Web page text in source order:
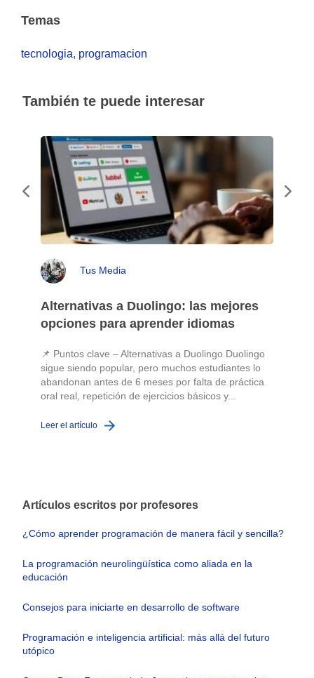
Temas
tecnologia, programacion
También te puede interesar
Tus Media
Alternativas a Duolingo: las mejores
opciones para aprender idiomas
📌 Puntos clave – Alternativas a Duolingo Duolingo
sigue siendo popular, pero muchos estudiantes lo
abandonan antes de 6 meses por falta de práctica
oral real, repetición de ejercicios básicos y...
Leer el artículo
Artículos escritos por profesores
¿Cómo aprender programación de manera fácil y sencilla?
La programación neurolingüística como aliada en la
educación
Consejos para iniciarte en desarrollo de software
Programación e inteligencia artificial: más allá del futuro
utópico